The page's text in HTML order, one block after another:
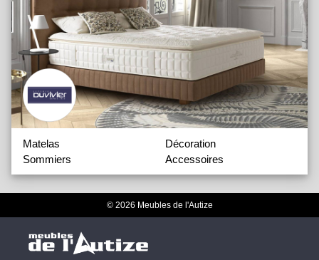
Matelas
Sommiers
Décoration
Accessoires
© 2026 Meubles de l'Autize